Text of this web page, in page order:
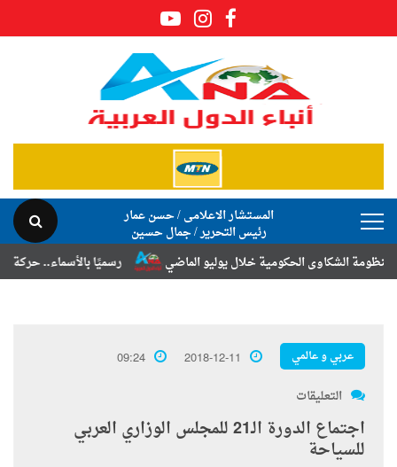
المستشار الاعلامى / حسن عمار
رئيس التحرير / جمال حسين
رسميًا بالأسماء.. حركة الترقيات
الحكومية خلال يوليو الماضي
عربي و عالمي 2018-12-11
09:24
التعليقات
اجتماع الدورة الـ21 للمجلس الوزاري العربي
للسياحة